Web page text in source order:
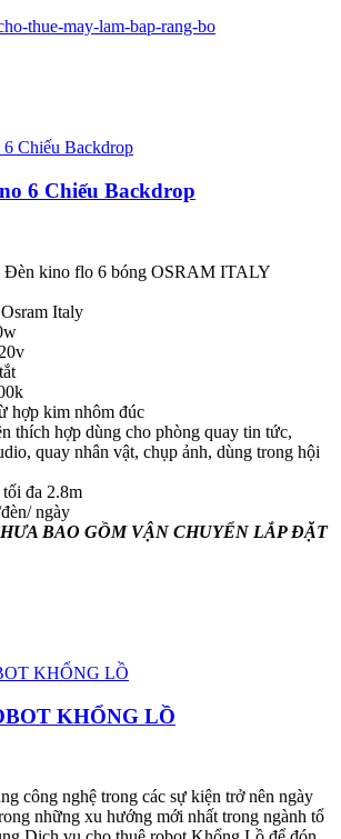
thue-may-lam-bap-rang-bo
6 Chiếu Backdrop
Đèn kino flo 6 bóng OSRAM ITALY
Italy
hợp kim nhôm đúc
thích hợp dùng cho phòng quay tin tức,
quay nhân vật, chụp ảnh, dùng trong hội
đa 2.8m
ngày
BAO GỒM VẬN CHUYỂN LẮP ĐẶT
KHỔNG LỒ
công nghệ trong các sự kiện trở nên ngày
những xu hướng mới nhất trong ngành tổ